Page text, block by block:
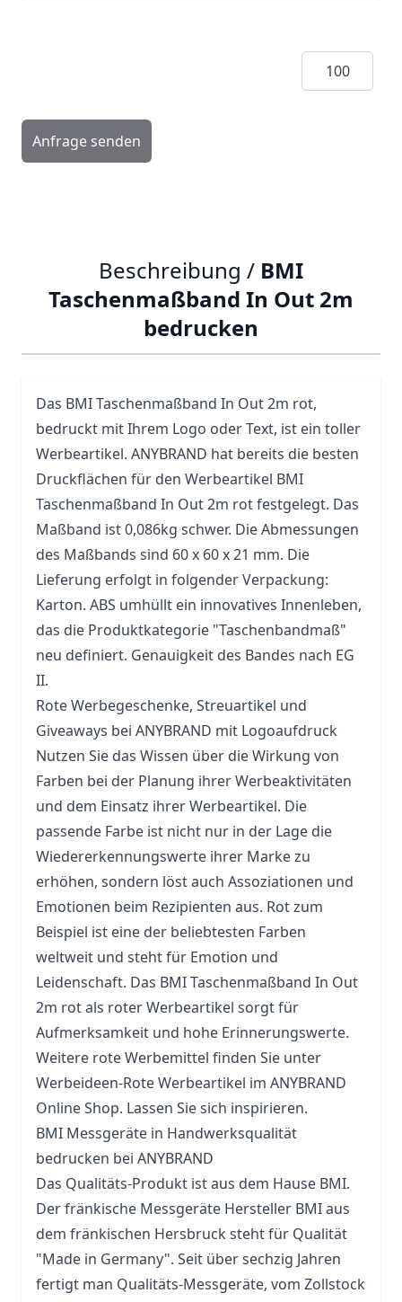
Menge
Anfrage senden
Beschreibung / BMI
Taschenmaßband In Out 2m
bedrucken
Das BMI Taschenmaßband In Out 2m rot,
bedruckt mit Ihrem Logo oder Text, ist ein toller
Werbeartikel. ANYBRAND hat bereits die besten
Druckflächen für den Werbeartikel BMI
Taschenmaßband In Out 2m rot festgelegt. Das
Maßband ist 0,086kg schwer. Die Abmessungen
des Maßbands sind 60 x 60 x 21 mm. Die
Lieferung erfolgt in folgender Verpackung:
Karton. ABS umhüllt ein innovatives Innenleben,
das die Produktkategorie "Taschenbandmaß"
neu definiert. Genauigkeit des Bandes nach EG
II.
Rote Werbegeschenke, Streuartikel und
Giveaways bei ANYBRAND mit Logoaufdruck
Nutzen Sie das Wissen über die Wirkung von
Farben bei der Planung ihrer Werbeaktivitäten
und dem Einsatz ihrer Werbeartikel. Die
passende Farbe ist nicht nur in der Lage die
Wiedererkennungswerte ihrer Marke zu
erhöhen, sondern löst auch Assoziationen und
Emotionen beim Rezipienten aus. Rot zum
Beispiel ist eine der beliebtesten Farben
weltweit und steht für Emotion und
Leidenschaft. Das BMI Taschenmaßband In Out
2m rot als roter Werbeartikel sorgt für
Aufmerksamkeit und hohe Erinnerungswerte.
Weitere rote Werbemittel finden Sie unter
Werbeideen-Rote Werbeartikel im ANYBRAND
Online Shop. Lassen Sie sich inspirieren.
BMI Messgeräte in Handwerksqualität
bedrucken bei ANYBRAND
Das Qualitäts-Produkt ist aus dem Hause BMI.
Der fränkische Messgeräte Hersteller BMI aus
dem fränkischen Hersbruck steht für Qualität
"Made in Germany". Seit über sechzig Jahren
fertigt man Qualitäts-Messgeräte, vom Zollstock